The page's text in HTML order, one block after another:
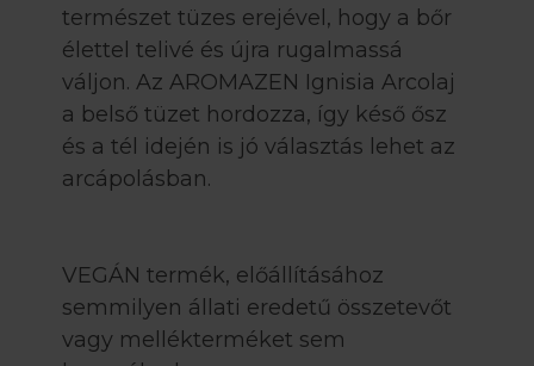
természet tüzes erejével, hogy a bőr
élettel telivé és újra rugalmassá
váljon. Az AROMAZEN Ignisia Arcolaj
a belső tüzet hordozza, így késő ősz
és a tél idején is jó választás lehet az
arcápolásban.
VEGÁN termék, előállításához
semmilyen állati eredetű összetevőt
vagy mellékterméket sem